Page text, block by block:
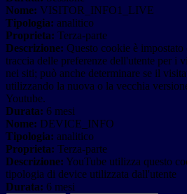
Nome: VISITOR_INFO1_LIVE
Tipologia: analitico
Proprieta: Terza-parte
Descrizione: Questo cookie è impostato
traccia delle preferenze dell'utente per i
nei siti; può anche determinare se il
utilizzando la nuova o la vecchia
Youtube.
Durata: 6 mesi
Nome: DEVICE_INFO
Tipologia: analitico
Proprieta: Terza-parte
Descrizione: YouTube utilizza questo
tipologia di device utilizzata dall'utente
Durata: 6 mesi